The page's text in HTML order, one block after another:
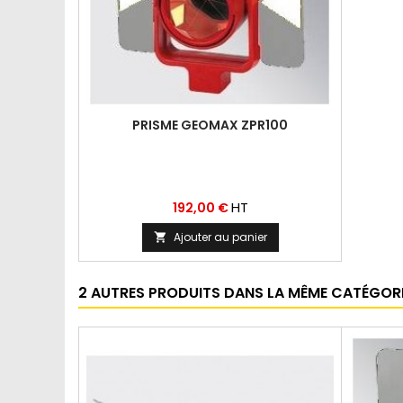
PRISME GEOMAX ZPR100
Prix
192,00 €HT
 Ajouter au panier
2 AUTRES PRODUITS DANS LA MÊME